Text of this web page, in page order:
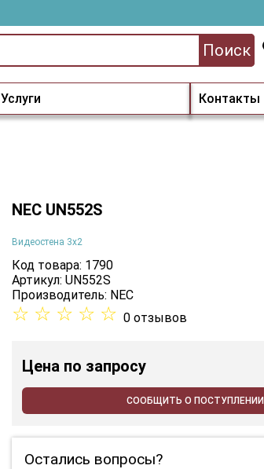
Услуги Контакты
Поиск
NEC UN552S
Видеостена 3х2
Код товара: 1790
Артикул: UN552S
Производитель: NEC
☆ ☆ ☆ ☆ ☆ 0 отзывов
Цена по запросу
СООБЩИТЬ О ПОСТУПЛЕНИИ
Остались вопросы?